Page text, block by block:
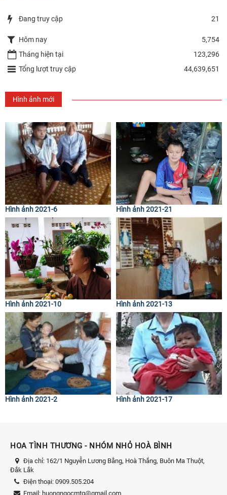
Đang truy cập 21
Hôm nay
5,754
Tháng hiện tại
123,296
Tổng lượt truy cập
44,639,651
Hình ảnh mới
Hình ảnh 2021-6 Hình ảnh 2021-21
Hình ảnh 2021-10 Hình ảnh 2021-13
Hình ảnh 2021-2 Hình ảnh 2021-17
HOA TÌNH THƯƠNG - NHÓM NHỎ HOÀ BÌNH
Địa chỉ: 162/1 Nguyễn Lương Bằng, Hoà Thắng, Buôn Ma Thuột,
Đắk Lắk
Điện thoại: 0909.505.204
Email: huongngocmtg@gmail.com